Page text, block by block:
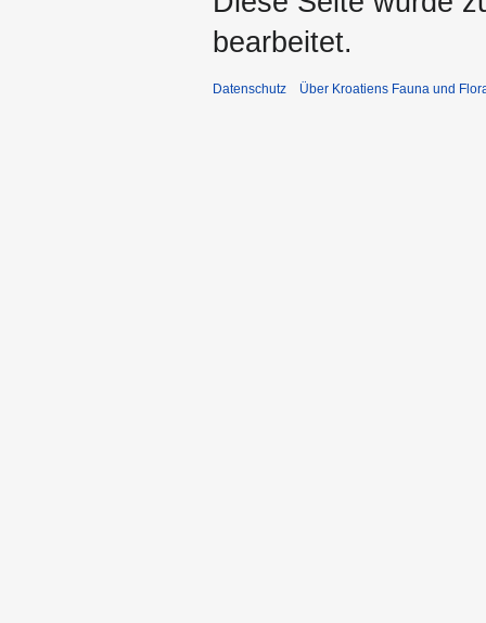
bearbeitet.
Datenschutz Über Kroatiens Fauna und